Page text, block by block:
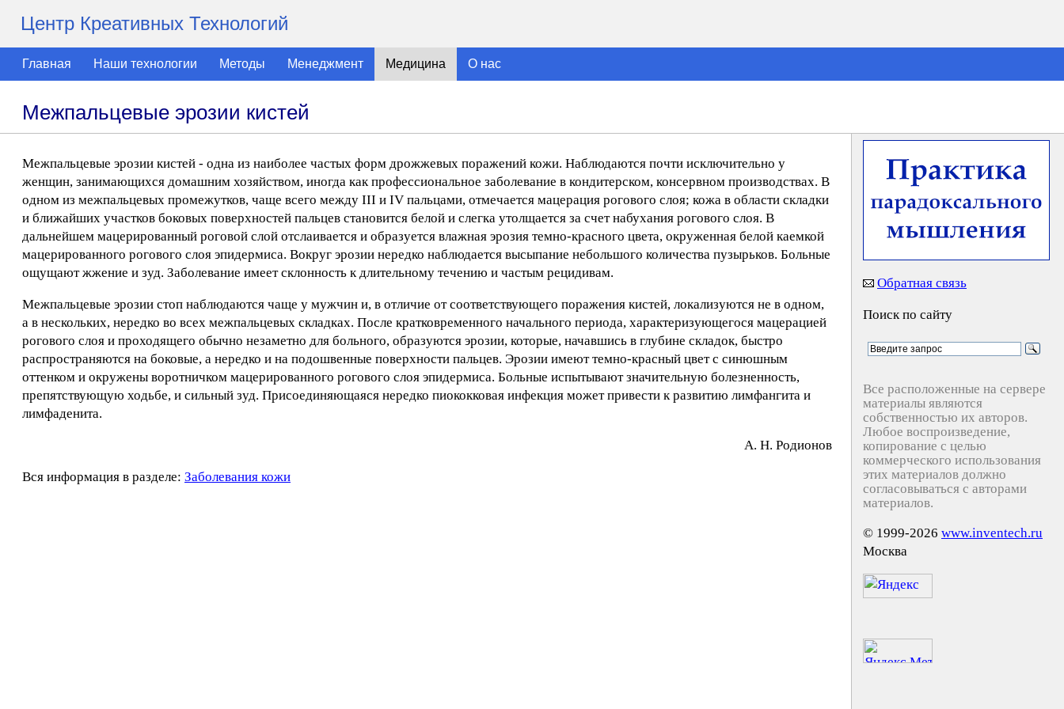
Центр Креативных Технологий
Главная Наши технологии Методы Менеджмент Медицина О нас
Межпальцевые эрозии кистей
Межпальцевые эрозии кистей - одна из наиболее частых форм дрожжевых поражений кожи. Наблюдаются почти исключительно у
женщин, занимающихся домашним хозяйством, иногда как профессиональное заболевание в кондитерском, консервном производствах. В
одном из межпальцевых промежутков, чаще всего между III и IV пальцами, отмечается мацерация рогового слоя; кожа в области складки
и ближайших участков боковых поверхностей пальцев становится белой и слегка утолщается за счет набухания рогового слоя. В
дальнейшем мацерированный роговой слой отслаивается и образуется влажная эрозия темно-красного цвета, окруженная белой каемкой
мацерированного рогового слоя эпидермиса. Вокруг эрозии нередко наблюдается высыпание небольшого количества пузырьков. Больные
ощущают жжение и зуд. Заболевание имеет склонность к длительному течению и частым рецидивам.
Межпальцевые эрозии стоп наблюдаются чаще у мужчин и, в отличие от соответствующего поражения кистей, локализуются не в одном,
а в нескольких, нередко во всех межпальцевых складках. После кратковременного начального периода, характеризующегося мацерацией
рогового слоя и проходящего обычно незаметно для больного, образуются эрозии, которые, начавшись в глубине складок, быстро
распространяются на боковые, а нередко и на подошвенные поверхности пальцев. Эрозии имеют темно-красный цвет с синюшным
оттенком и окружены воротничком мацерированного рогового слоя эпидермиса. Больные испытывают значительную болезненность,
препятствующую ходьбе, и сильный зуд. Присоединяющаяся нередко пиококковая инфекция может привести к развитию лимфангита и
лимфаденита.
А. Н. Poдиoнoв
Вся информация в разделе: Заболевания кожи
Обратная связь
Поиск по сайту
Все расположенные на сервере
материалы являются
собственностью их авторов.
Любое воспроизведение,
копирование с целью
коммерческого использования
этих материалов должно
согласовываться с авторами
материалов.
© 1999-2026 www.inventech.ru
Москва